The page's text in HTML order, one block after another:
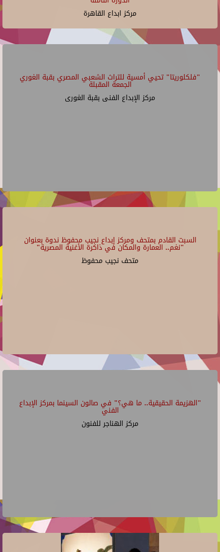
مركز ابداع القاهرة
"فلكلوريتا" تحيي أمسية للتراث الشعبي المصري بقبة الغوري
الجمعة المقبلة
مركز الإبداع الفنى بقبة الغورى
السبت القادم بمتحف ومركز إبداع نجيب محفوظ ندوة بعنوان
"نغم.. العمارة والمكان في ذاكرة الأغنية المصرية"
متحف نجيب محفوظ
"الهزيمة الحقيقية.. ما هي؟" في صالون السينما بمركز الإبداع
الفني
مركز الهناجر للفنون